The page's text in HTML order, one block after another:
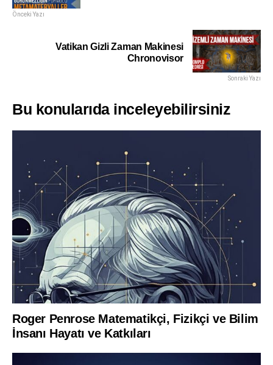
Önceki Yazı
Vatikan Gizli Zaman Makinesi
Chronovisor
Sonraki Yazı
Bu konularıda inceleyebilirsiniz
Roger Penrose Matematikçi, Fizikçi ve Bilim
İnsanı Hayatı ve Katkıları